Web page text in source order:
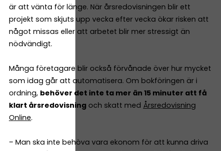
är att vänta för länge. När årsredovisningen blir ett
projekt som skjuts upp vecka efter vecka ökar risken att
något missas eller att arbetet blir mer stressigt än
nödvändigt.
Många företagare blir också förvånade över hur mycket
som idag går att automatisera. Om bokföringen är i
ordning, behöver det inte ta mer än 15 minuter att få
klart årsredovisning och skatt med Årsredovisning
Online.
– Man ska inte behöva vara ekonom för att kunna driva